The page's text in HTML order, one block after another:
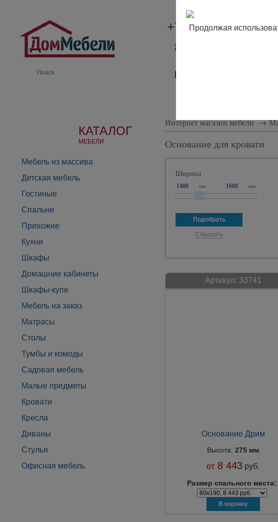
+7 (495)133-17-89
8 (800) 302-17-89
Производители
КАТАЛОГ
МЕБЕЛИ
Мебель из массива
Детская мебель
Гостиные
Спальни
Прихожие
Кухни
Шкафы
Домашние кабинеты
Шкафы-купе
Мебель на заказ
Матрасы
Столы
Тумбы и комоды
Садовая мебель
Малые предметы
Кровати
Кресла
Диваны
Стулья
Офисная мебель
Интернет магазин мебели→
Основание для кровати
Ширина
мм мм
Сбросить
Артикул: 33741
Основание Дрим
Высота: 275 мм
от 8 443 руб.
Размер спального места:
Продолжая